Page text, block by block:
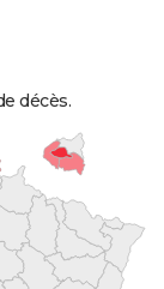
décès.